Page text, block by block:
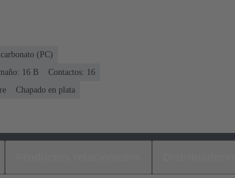
(PC)
16 B
Contactos: 16
Chapado en plata